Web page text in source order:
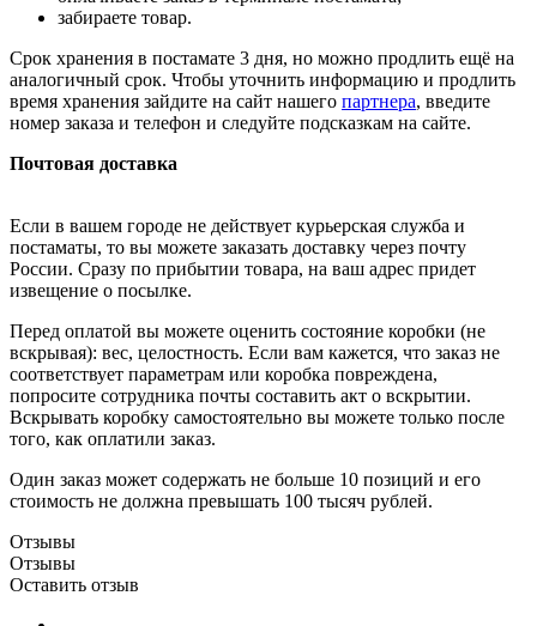
забираете товар.
Срок хранения в постамате 3 дня, но можно продлить ещё на
аналогичный срок. Чтобы уточнить информацию и продлить
время хранения зайдите на сайт нашего партнера, введите
номер заказа и телефон и следуйте подсказкам на сайте.
Почтовая доставка
Если в вашем городе не действует курьерская служба и
постаматы, то вы можете заказать доставку через почту
России. Сразу по прибытии товара, на ваш адрес придет
извещение о посылке.
Перед оплатой вы можете оценить состояние коробки (не
вскрывая): вес, целостность. Если вам кажется, что заказ не
соответствует параметрам или коробка повреждена,
попросите сотрудника почты составить акт о вскрытии.
Вскрывать коробку самостоятельно вы можете только после
того, как оплатили заказ.
Один заказ может содержать не больше 10 позиций и его
стоимость не должна превышать 100 тысяч рублей.
Отзывы
Отзывы
Оставить отзыв